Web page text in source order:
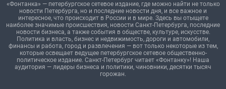
«Фонтанка» — петербургское сетевое издание, где можно найти не только
новости Петербурга, но и последние новости дня, и все важное и
интересное, что происходит в России и в мире. Здесь вы отыщете
наиболее значимые происшествия, новости Санкт-Петербурга, последние
новости бизнеса, а также события в обществе, культуре, искусстве.
Политика и власть, бизнес и недвижимость, дороги и автомобили,
финансы и работа, город и развлечения — вот только некоторые из тем,
которые освещает ведущее петербургское сетевое общественно-
политическое издание. Санкт-Петербург читает «Фонтанку»! Наша
аудитория — лидеры бизнеса и политики, чиновники, десятки тысяч
горожан.